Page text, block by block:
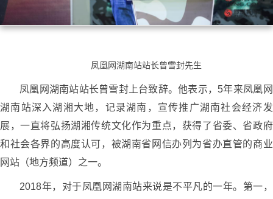
凤凰网湖南站站长曾雪封先生
凤凰网湖南站站长曾雪封上台致辞。他表示，5年来凤凰网
湖南站深入湖湘大地，记录湖南，宣传推广湖南社会经济发
展，一直将弘扬湖湘传统文化作为重点，获得了省委、省政府
和社会各界的高度认可，被湖南省网信办列为省办直管的商业
网站（地方频道）之一。
2018年，对于凤凰网湖南站来说是不平凡的一年。第一，